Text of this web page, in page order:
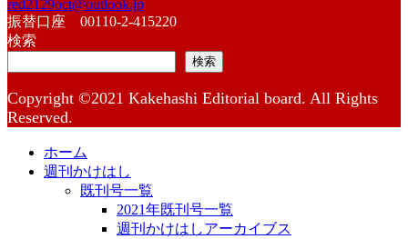
red2129oct@outlook.jp
振替口座 00110-2-415220
検索
検索
Copyright ©2021 Kakehashi Editorial board. All Rights
Reserved.
ホーム
週刊かけはし
既刊号一覧
2021年既刊号一覧
週刊かけはしアーカイブス